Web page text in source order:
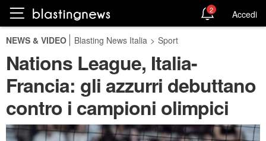
2 Accedi
NEWS & VIDEO Blasting News Italia > Sport
Nations League, Italia-
Francia: gli azzurri debuttano
contro i campioni olimpici